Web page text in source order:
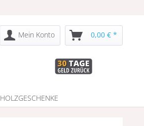
Mein Konto 0,00 € *
HOLZGESCHENKE